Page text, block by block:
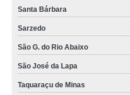
Santa Bárbara
Sarzedo
São G. do Rio Abaixo
São José da Lapa
Taquaraçu de Minas